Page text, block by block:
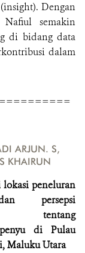
Dengan
Nafiul semakin
di bidang data
dalam
ARJUN. S,
KHAIRUN
lokasi peneluran
persepsi
tentang
di Pulau
Maluku Utara